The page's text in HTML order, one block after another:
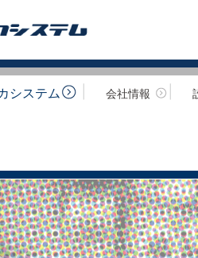
システム 会社情報